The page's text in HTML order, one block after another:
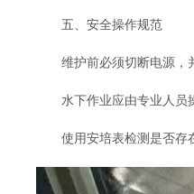
五、安全操作规范
维护前必须切断电源，并
水下作业应由专业人员
使用安培表检测是否存在